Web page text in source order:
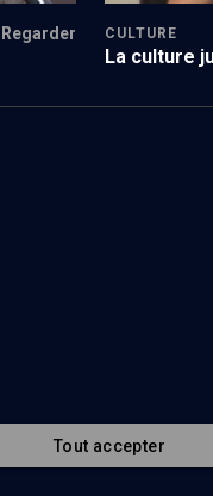
Regarder CULTURE
La culture
Tout accepter